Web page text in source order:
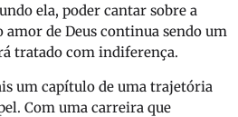
ela, poder cantar sobre a
amor de Deus continua sendo um
tratado com indiferença.
um capítulo de uma trajetória
Com uma carreira que